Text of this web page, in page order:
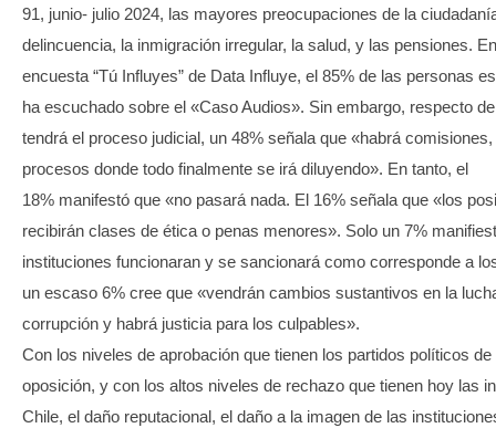
91, junio- julio 2024, las mayores preocupaciones de la
delincuencia, la inmigración irregular, la salud, y las pensiones.
encuesta “Tú Influyes” de Data Influye, el 85% de las personas
ha escuchado sobre el «Caso Audios». Sin embargo, respecto
tendrá el proceso judicial, un 48% señala que «habrá
procesos donde todo finalmente se irá diluyendo». En tanto, el
18% manifestó que «no pasará nada. El 16% señala que «los
recibirán clases de ética o penas menores». Solo un 7%
instituciones funcionaran y se sancionará como corresponde a
un escaso 6% cree que «vendrán cambios sustantivos en la
corrupción y habrá justicia para los culpables».
Con los niveles de aprobación que tienen los partidos políticos
oposición, y con los altos niveles de rechazo que tienen hoy las
Chile, el daño reputacional, el daño a la imagen de las